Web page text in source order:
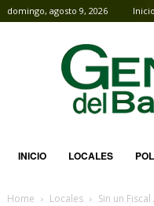
domingo, agosto 9, 2026 Inicio
Gente
del
Balsas
INICIO LOCALES
Home Locales Sin un